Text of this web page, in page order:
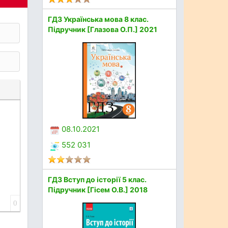
0
ГДЗ Українська мова 8 клас.
Підручник [Глазова О.П.] 2021
08.10.2021
552 031
ГДЗ Вступ до історії 5 клас.
Підручник [Гісем О.В.] 2018